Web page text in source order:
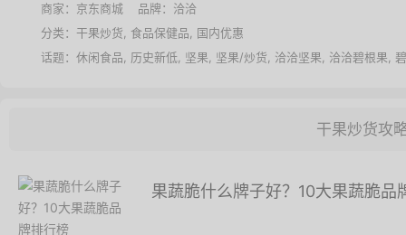
商家： 京东商城 品牌： 洽洽
分类： 干果炒货 食品保健品
国内优惠
话题： 休闲食品 历史新低 坚果 坚果/炒货 洽洽坚果 洽洽碧根果
干果炒货攻
果蔬脆什么牌子好？10大果蔬脆品